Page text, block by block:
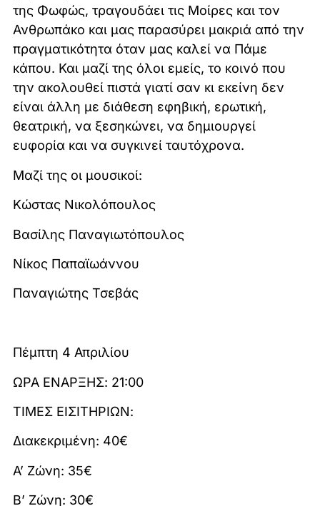
της Φωφώς, τραγουδάει τις Μοίρες και τον
Ανθρωπάκο και μας παρασύρει μακριά από την
πραγματικότητα όταν μας καλεί να Πάμε
κάπου. Και μαζί της όλοι εμείς, το κοινό που
την ακολουθεί πιστά γιατί σαν κι εκείνη δεν
είναι άλλη με διάθεση εφηβική, ερωτική,
θεατρική, να ξεσηκώνει, να δημιουργεί
ευφορία και να συγκινεί ταυτόχρονα.
Μαζί της οι μουσικοί:
Κώστας Νικολόπουλος
Βασίλης Παναγιωτόπουλος
Νίκος Παπαϊωάννου
Παναγιώτης Τσεβάς
Πέμπτη 4 Απριλίου
ΩΡΑ ΕΝΑΡΞΗΣ: 21:00
ΤΙΜΕΣ ΕΙΣΙΤΗΡΙΩΝ:
Διακεκριμένη: 40€
A’ Ζώνη: 35€
Β’ Ζώνη: 30€